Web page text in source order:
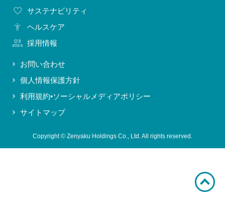
サステナビリティ
ヘルスケア
採用情報
お問い合わせ
個人情報保護方針
利用規約•ソーシャルメディアポリシー
サイトマップ
Copyright © Zenyaku Holdings Co., Ltd. All rights reserved.